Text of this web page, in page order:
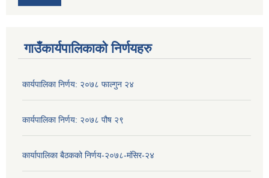
गाउँकार्यपालिकाको निर्णयहरु
कार्यपालिका निर्णय: २०७८ फाल्गुन २४
कार्यपालिका निर्णय: २०७८ पौष २९
कार्यापालिका बैठकको निर्णय-२०७८-मंसिर-२४